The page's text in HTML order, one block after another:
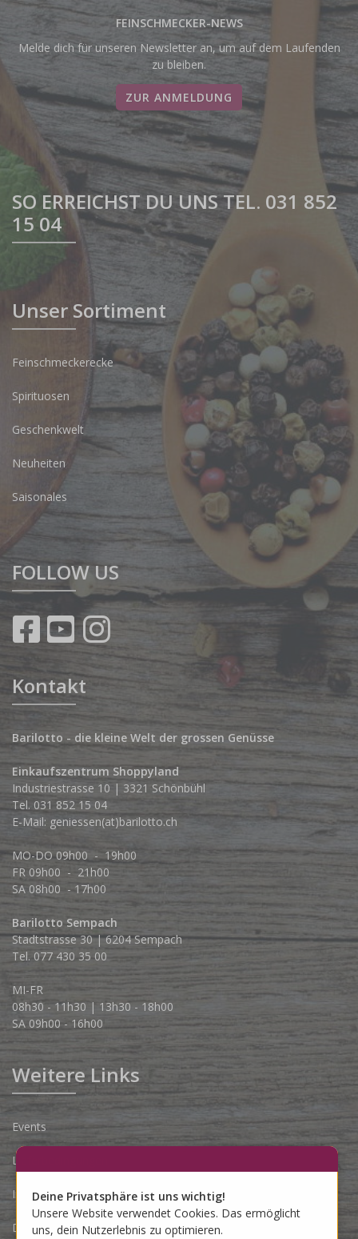
FEINSCHMECKER-NEWS
Melde dich für unseren Newsletter an, um auf dem Laufenden
zu bleiben.
ZUR ANMELDUNG
SO ERREICHST DU UNS TEL. 031 852
15 04
Unser Sortiment
Feinschmeckerecke
Spirituosen
Geschenkwelt
Neuheiten
Saisonales
FOLLOW US
Kontakt
Barilotto - die kleine Welt der grossen Genüsse
Einkaufszentrum Shoppyland
Industriestrasse 10 | 3321 Schönbühl
Tel. 031 852 15 04
E-Mail: geniessen(at)barilotto.ch
MO-DO 09h00 - 19h00
FR 09h00 - 21h00
SA 08h00 - 17h00
Barilotto Sempach
Stadtstrasse 30 | 6204 Sempach
Tel. 077 430 35 00
MI-FR
08h30 - 11h30 | 13h30 - 18h00
SA 09h00 - 16h00
Weitere Links
Events
Lieferbedingungen
Impressum
Datenschutzerklärung
Deine Privatsphäre ist uns wichtig!
Unsere Website verwendet Cookies. Das ermöglicht
uns, dein Nutzerlebnis zu optimieren.